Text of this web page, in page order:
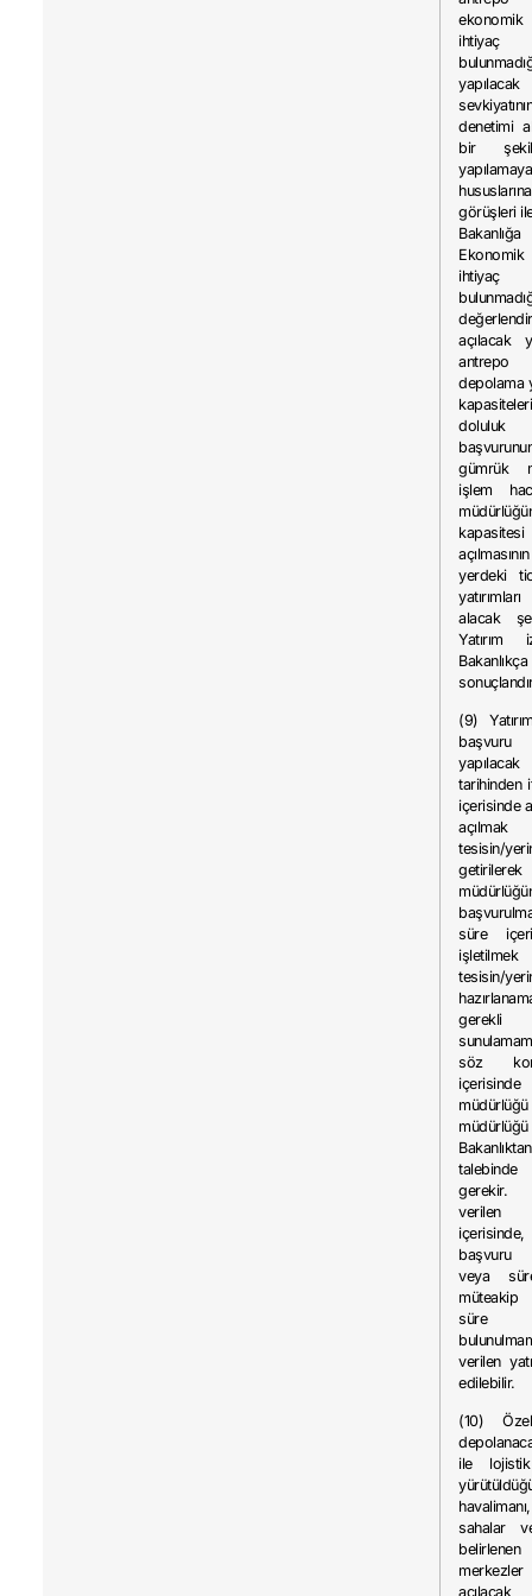
ihtiyaç
denetimi
bir
görüşleri
ihtiyaç
açılacak
depolama
doluluk
gümrük
işlem
yerdeki
alacak
Yatırım
Bakanlıkça
(9)
başvuru
tarihinden
içerisinde
tesisin/
süre
tesisin/
gerekli
söz
talebinde
gerekir.
başvuru
veya
süre
verilen
edilebilir.
(10)
ile lojistik
sahalar
açılacak